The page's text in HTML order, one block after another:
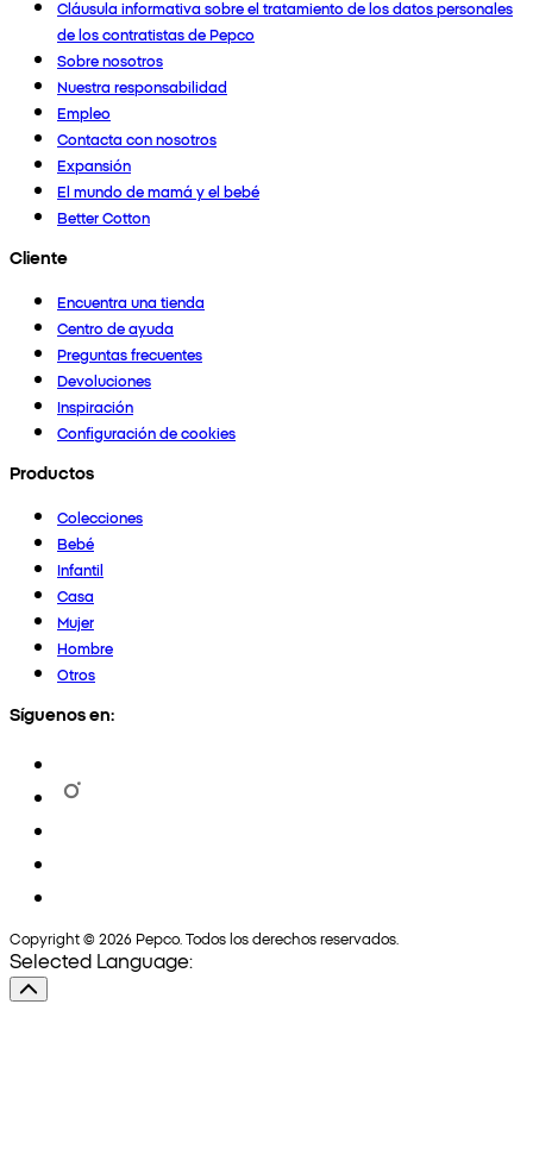
Cláusula informativa sobre el tratamiento de los datos personales
de los contratistas de Pepco
Sobre nosotros
Nuestra responsabilidad
Empleo
Contacta con nosotros
Expansión
El mundo de mamá y el bebé
Better Cotton
Cliente
Encuentra una tienda
Centro de ayuda
Preguntas frecuentes
Devoluciones
Inspiración
Configuración de cookies
Productos
Colecciones
Bebé
Infantil
Casa
Mujer
Hombre
Otros
Síguenos en:
Copyright © 2026 Pepco. Todos los derechos reservados.
Selected Language: